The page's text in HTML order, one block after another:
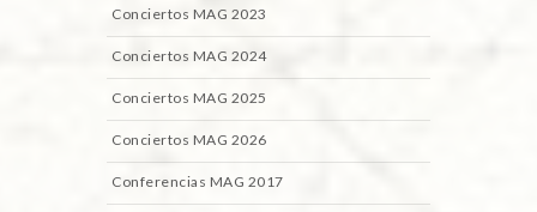
Conciertos MAG 2023
Conciertos MAG 2024
Conciertos MAG 2025
Conciertos MAG 2026
Conferencias MAG 2017